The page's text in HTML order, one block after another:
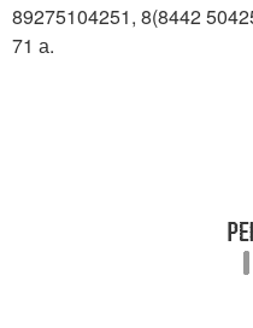
89275104251, 8(8442
71 а.